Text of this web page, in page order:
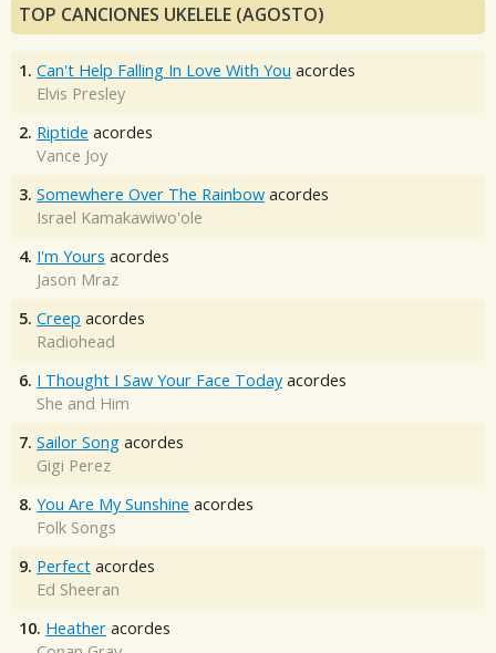
TOP CANCIONES UKELELE (AGOSTO)
1. Can't Help Falling In Love With You acordes
Elvis Presley
2. Riptide acordes
Vance Joy
3. Somewhere Over The Rainbow acordes
Israel Kamakawiwo'ole
4. I'm Yours acordes
Jason Mraz
5. Creep acordes
Radiohead
6. I Thought I Saw Your Face Today acordes
She and Him
7. Sailor Song acordes
Gigi Perez
8. You Are My Sunshine acordes
Folk Songs
9. Perfect acordes
Ed Sheeran
10. Heather acordes